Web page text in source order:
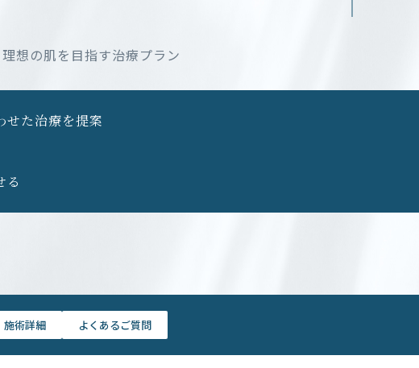
想の肌を目指す治療プラン
せた治療を提案
る
施術詳細 よくあるご質問